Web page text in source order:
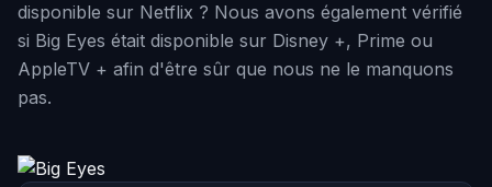
disponible sur Netflix ? Nous avons également vérifié
si Big Eyes était disponible sur Disney +, Prime ou
AppleTV + afin d'être sûr que nous ne le manquons
pas.